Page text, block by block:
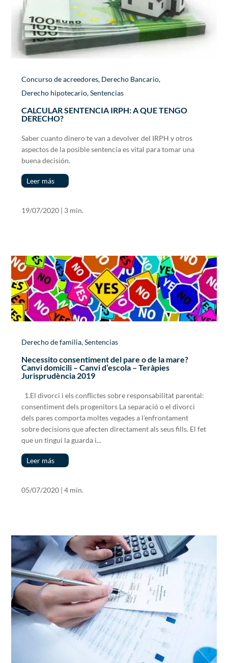
Concurso de acreedores, Derecho Bancario,
Derecho hipotecario,Sentencias
CALCULAR SENTENCIA IRPH: A QUE TENGO
DERECHO?
Saber cuanto dinero te van a devolver del IRPH y otros
aspectos de la posible sentencia es vital para tomar una
buena decisión.
Leer más
19/07/2020 | 3 min.
Derecho de familia,Sentencias
Necessito consentiment del pare o de la mare?
Canvi domicili – Canvi d’escola – Teràpies
Jurisprudència 2019
1.El divorci i els conflictes sobre responsabilitat parental:
consentiment dels progenitors La separació o el divorci
dels pares comporta moltes vegades a l’enfrontament
sobre decisions que afecten directament als seus fills. El fet
que un tingui la guarda i...
Leer más
05/07/2020 |4 min.